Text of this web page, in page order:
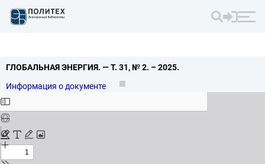
ГЛОБАЛЬНАЯ ЭНЕРГИЯ. — Т. 31,№ 2. – 2025.
Информация о документе